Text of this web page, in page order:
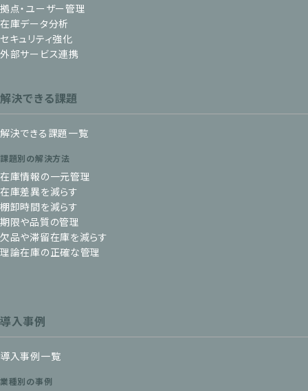
拠点・ユーザー管理
在庫データ分析
セキュリティ強化
外部サービス連携
解決できる課題
解決できる課題一覧
課題別の解決方法
在庫情報の一元管理
在庫差異を減らす
棚卸時間を減らす
期限や品質の管理
欠品や滞留在庫を減らす
理論在庫の正確な管理
導入事例
導入事例一覧
業種別の事例